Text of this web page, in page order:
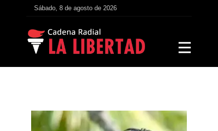
Sábado, 8 de agosto de 2026